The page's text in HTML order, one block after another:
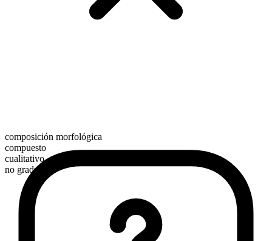
composición morfológica
compuesto
cualitativo
no graduable